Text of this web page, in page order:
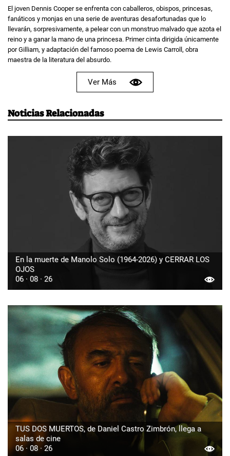
El joven Dennis Cooper se enfrenta con caballeros, obispos, princesas,
fanáticos y monjas en una serie de aventuras desafortunadas que lo
llevarán, sorpresivamente, a pelear con un monstruo malvado que azota el
reino y a ganar la mano de una princesa. Primer cinta dirigida únicamente
por Gilliam, y adaptación del famoso poema de Lewis Carroll, obra
maestra de la literatura del absurdo.
Ver Más
Noticias Relacionadas
En la muerte de Manolo Solo (1964-2026) y CERRAR LOS
OJOS
06 · 08 · 26
TUS DOS MUERTOS, de Daniel Castro Zimbrón, llega a
salas de cine
06 · 08 · 26